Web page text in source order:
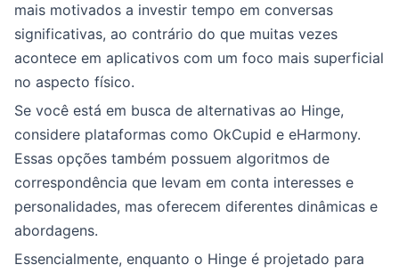
mais motivados a investir tempo em conversas
significativas, ao contrário do que muitas vezes
acontece em aplicativos com um foco mais superficial
no aspecto físico.
Se você está em busca de alternativas ao Hinge,
considere plataformas como OkCupid e eHarmony.
Essas opções também possuem algoritmos de
correspondência que levam em conta interesses e
personalidades, mas oferecem diferentes dinâmicas e
abordagens.
Essencialmente, enquanto o Hinge é projetado para